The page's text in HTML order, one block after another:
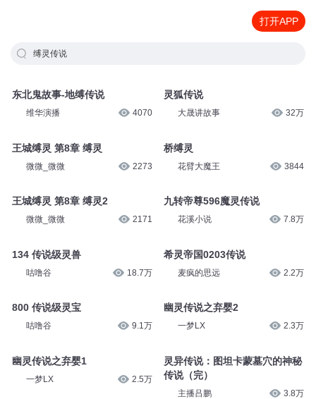
打开APP
缚灵传说
东北鬼故事-地缚传说
维华演播 4070
王城缚灵 第8章 缚灵
微微_微微 2273
王城缚灵 第8章 缚灵2
微微_微微 2171
134 传说级灵兽
咕噜谷 18.7万
800 传说级灵宝
咕噜谷 9.1万
幽灵传说之弃婴1
一梦LX 2.5万
灵狐传说
大晟讲故事 32万
桥缚灵
花臂大魔王 3844
九转帝尊596魔灵传说
花溪小说 7.8万
希灵帝国0203传说
麦疯的思远 2.2万
幽灵传说之弃婴2
一梦LX 2.3万
灵异传说：图坦卡蒙墓穴的神秘
传说（完）
主播吕鹏 3.8万